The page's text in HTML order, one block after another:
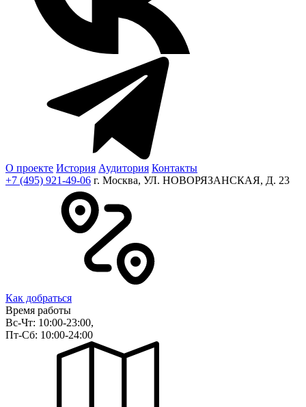
О проекте История Аудитория Контакты
+7 (495) 921-49-06 г. Москва, УЛ. НОВОРЯЗАНСКАЯ, Д. 23
Как добраться
Время работы
Вс-Чт: 10:00-23:00,
Пт-Сб: 10:00-24:00